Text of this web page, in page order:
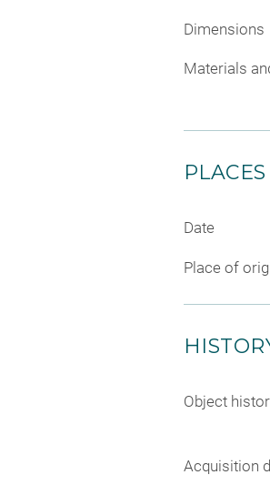
Dimensions
Materials
Date
Place of
Object
Acquisition